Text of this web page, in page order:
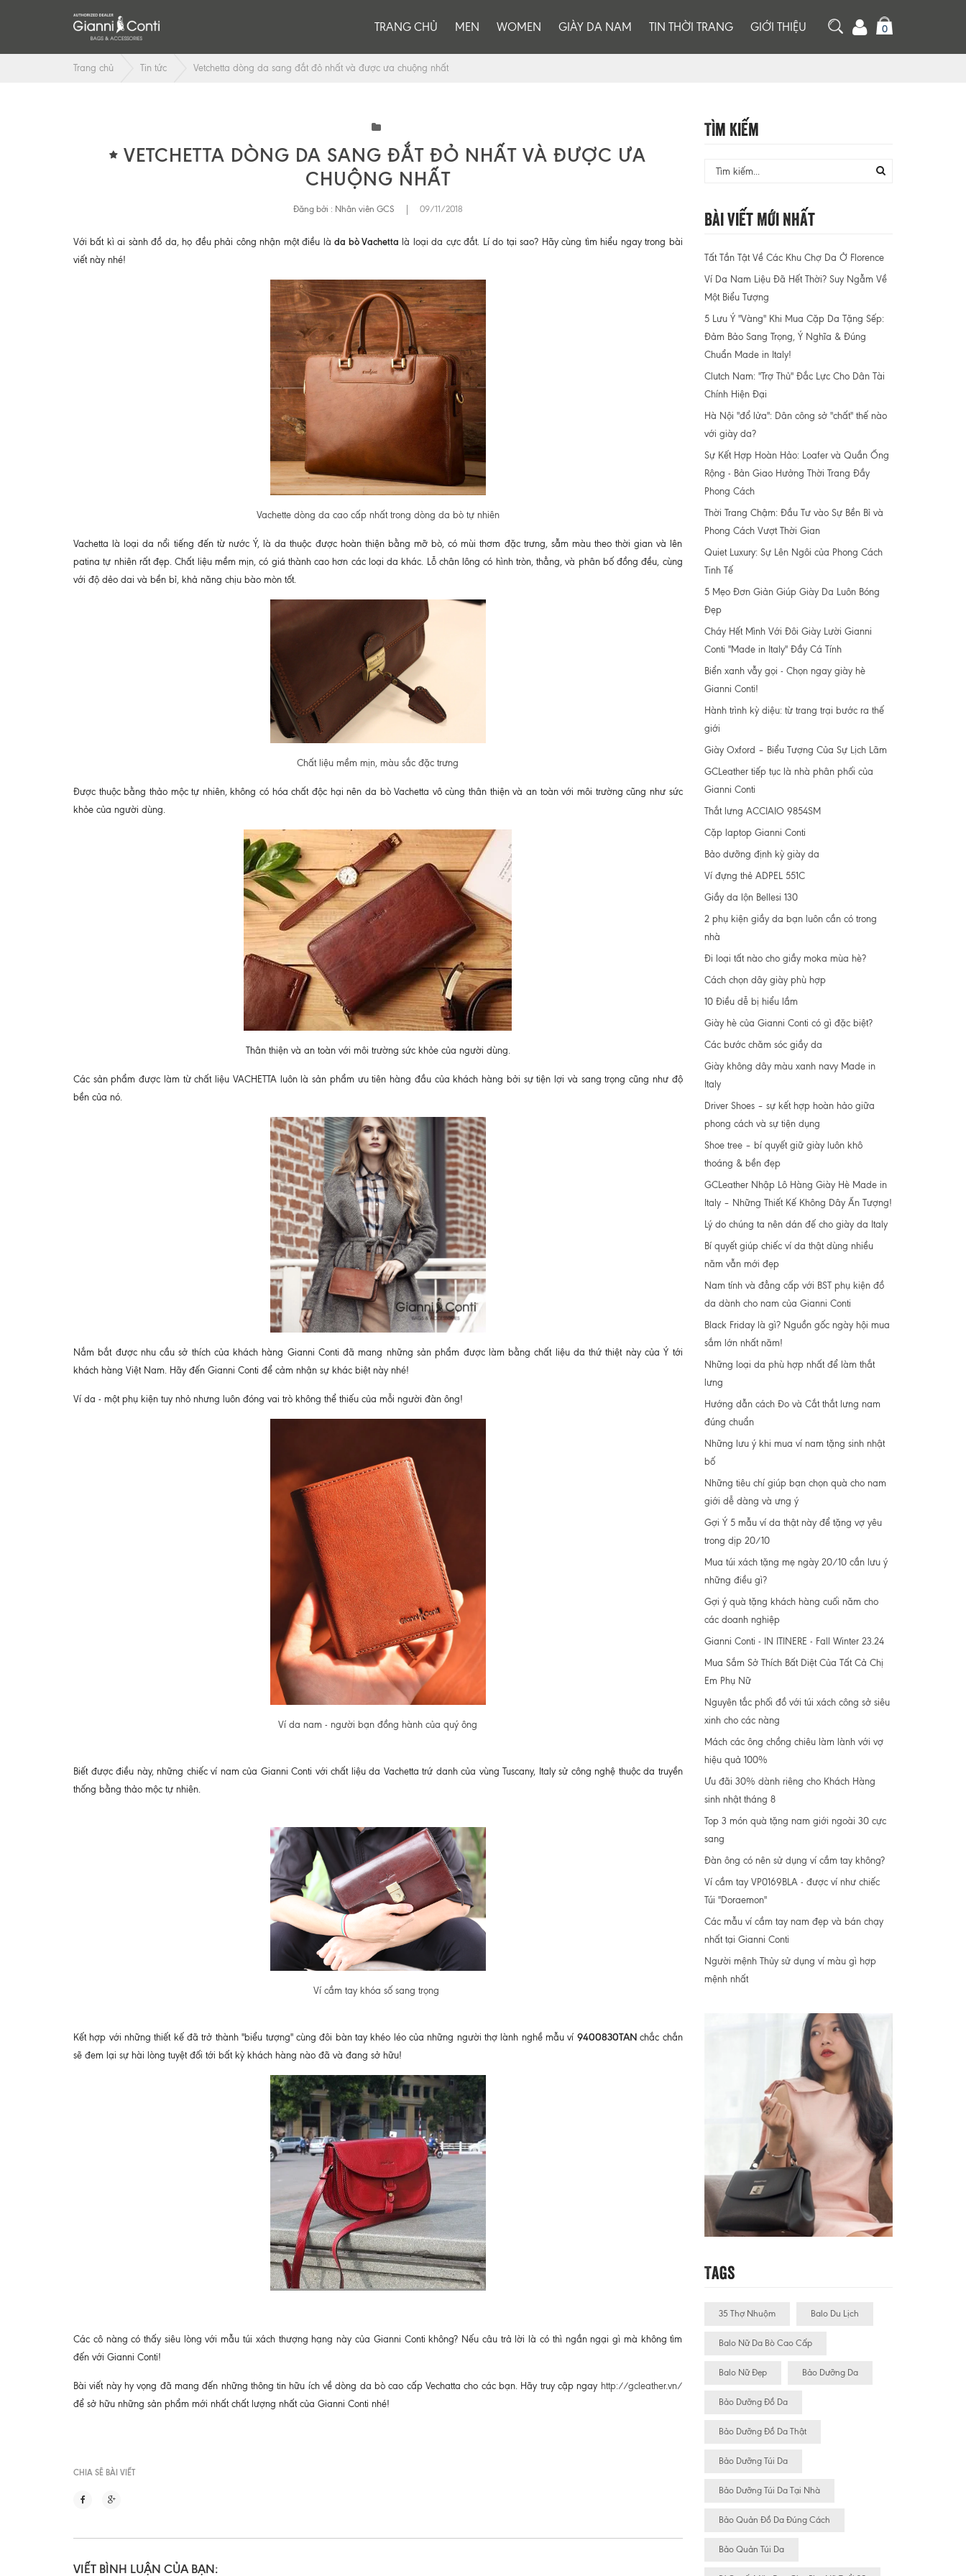
TRANG CHỦ MEN WOMEN GIÀY DA NAM TIN THỜI TRANG GIỚI THIỆU 0
Trang chủ Tin tức Vetchetta dòng da sang đắt đỏ nhất và được ưa chuộng nhất
VETCHETTA DÒNG DA SANG ĐẮT ĐỎ NHẤT VÀ ĐƯỢC ƯA
CHUỘNG NHẤT
Đăng bởi : Nhân viên GCS 09/11/2018
Với bất kì ai sành đồ da, họ đều phải công nhận một điều làda bò Vachetta là loại da cực đắt. Lí do tại sao? Hãy cùng tìm hiểu ngay trong bài
viết này nhé!
Vachette dòng da cao cấp nhất trong dòng da bò tự nhiên
Vachetta là loại da nổi tiếng đến từ nước Ý, là da thuộc được hoàn thiện bằng mỡ bò, có mùi thơm đặc trưng, sẫm màu theo thời gian và lên
patina tự nhiên rất đẹp. Chất liệu mềm mịn, có giá thành cao hơn các loại da khác. Lỗ chân lông có hình tròn, thẳng, và phân bố đồng đều, cùng
với độ dẻo dai và bền bỉ, khả năng chịu bào mòn tốt.
Chất liệu mềm mịn, màu sắc đặc trưng
Được thuộc bằng thảo mộc tự nhiên, không có hóa chất độc hại nên da bò Vachetta vô cùng thân thiện và an toàn với môi trường cũng như sức
khỏe của người dùng.
Thân thiện và an toàn với môi trường sức khỏe của người dùng.
Các sản phẩm được làm từ chất liệu VACHETTA luôn là sản phẩm ưu tiên hàng đầu của khách hàng bởi sự tiện lợi và sang trọng cũng như độ
bền của nó.
Nắm bắt được nhu cầu sở thích của khách hàng Gianni Conti đã mang những sản phẩm được làm bằng chất liệu da thứ thiệt này của Ý tới
khách hàng Việt Nam. Hãy đến Gianni Conti để cảm nhận sự khác biệt này nhé!
Ví da - một phụ kiện tuy nhỏ nhưng luôn đóng vai trò không thể thiếu của mỗi người đàn ông!
Ví da nam - người bạn đồng hành của quý ông
Biết được điều này, những chiếc ví nam của Gianni Conti với chất liệu da Vachetta trứ danh của vùng Tuscany, Italy sử công nghệ thuộc da truyền
thống bằng thảo mộc tự nhiên.
Ví cầm tay khóa số sang trọng
Kết hợp với những thiết kế đã trở thành "biểu tượng" cùng đôi bàn tay khéo léo của những người thợ lành nghề mẫu ví 9400830TAN chắc chắn
sẽ đem lại sự hài lòng tuyệt đối tới bất kỳ khách hàng nào đã và đang sở hữu!
Các cô nàng có thấy siêu lòng với mẫu túi xách thượng hạng này của Gianni Conti không? Nếu câu trả lời là có thì ngần ngại gì mà không tìm
đến với Gianni Conti!
Bài viết này hy vọng đã mang đến những thông tin hữu ích về dòng da bò cao cấp Vechatta cho các bạn. Hãy truy cập ngay http://gcleather.vn/
để sở hữu những sản phẩm mới nhất chất lượng nhất của Gianni Conti nhé!
CHIA SẼ BÀI VIẾT
VIẾT BÌNH LUẬN CỦA BẠN:
Tìm Kiếm
Bài Viết Mới Nhất
Tất Tần Tật Về Các Khu Chợ Da Ở Florence
Ví Da Nam Liệu Đã Hết Thời? Suy Ngẫm Về
Một Biểu Tượng
5 Lưu Ý "Vàng" Khi Mua Cặp Da Tặng Sếp:
Đảm Bảo Sang Trọng, Ý Nghĩa & Đúng
Chuẩn Made in Italy!
Clutch Nam: "Trợ Thủ" Đắc Lực Cho Dân Tài
Chính Hiện Đại
Hà Nội "đổ lửa": Dân công sở "chất" thế nào
với giày da?
Sự Kết Hợp Hoàn Hảo: Loafer và Quần Ống
Rộng - Bản Giao Hưởng Thời Trang Đầy
Phong Cách
Thời Trang Chậm: Đầu Tư vào Sự Bền Bỉ và
Phong Cách Vượt Thời Gian
Quiet Luxury: Sự Lên Ngôi của Phong Cách
Tinh Tế
5 Mẹo Đơn Giản Giúp Giày Da Luôn Bóng
Đẹp
Cháy Hết Mình Với Đôi Giày Lười Gianni
Conti "Made in Italy" Đầy Cá Tính
Biển xanh vẫy gọi - Chọn ngay giày hè
Gianni Conti!
Hành trình kỳ diệu: từ trang trại bước ra thế
giới
Giày Oxford – Biểu Tượng Của Sự Lịch Lãm
GCLeather tiếp tục là nhà phân phối của
Gianni Conti
Thắt lưng ACCIAIO 9854SM
Cặp laptop Gianni Conti
Bảo dưỡng định kỳ giày da
Ví đựng thẻ ADPEL 551C
Giầy da lộn Bellesi 130
2 phụ kiện giầy da bạn luôn cần có trong
nhà
Đi loại tất nào cho giầy moka mùa hè?
Cách chọn dây giày phù hợp
10 Điều dễ bị hiểu lầm
Giày hè của Gianni Conti có gì đặc biệt?
Các bước chăm sóc giầy da
Giày không dây màu xanh navy Made in
Italy
Driver Shoes – sự kết hợp hoàn hảo giữa
phong cách và sự tiện dụng
Shoe tree – bí quyết giữ giày luôn khô
thoáng & bền đẹp
GCLeather Nhập Lô Hàng Giày Hè Made in
Italy – Những Thiết Kế Không Dây Ấn Tượng!
Lý do chúng ta nên dán đế cho giày da Italy
Bí quyết giúp chiếc ví da thật dùng nhiều
năm vẫn mới đẹp
Nam tính và đẳng cấp với BST phụ kiện đồ
da dành cho nam của Gianni Conti
Black Friday là gì? Nguồn gốc ngày hội mua
sắm lớn nhất năm!
Những loại da phù hợp nhất để làm thắt
lưng
Hướng dẫn cách Đo và Cắt thắt lưng nam
đúng chuẩn
Những lưu ý khi mua ví nam tặng sinh nhật
bố
Những tiêu chí giúp bạn chọn quà cho nam
giới dễ dàng và ưng ý
Gợi Ý 5 mẫu ví da thật này để tặng vợ yêu
trong dịp 20/10
Mua túi xách tặng mẹ ngày 20/10 cần lưu ý
những điều gì?
Gợi ý quà tặng khách hàng cuối năm cho
các doanh nghiệp
Gianni Conti - IN ITINERE - Fall Winter 23.24
Mua Sắm Sở Thích Bất Diệt Của Tất Cả Chị
Em Phụ Nữ
Nguyên tắc phối đồ với túi xách công sở siêu
xinh cho các nàng
Mách các ông chồng chiêu làm lành với vợ
hiệu quả 100%
Ưu đãi 30% dành riêng cho Khách Hàng
sinh nhật tháng 8
Top 3 món quà tặng nam giới ngoài 30 cực
sang
Đàn ông có nên sử dụng ví cầm tay không?
Ví cầm tay VP0169BLA - được ví như chiếc
Túi "Doraemon"
Các mẫu ví cầm tay nam đẹp và bán chạy
nhất tại Gianni Conti
Người mệnh Thủy sử dụng ví màu gì hợp
mệnh nhất
Tags
35 Thợ Nhuộm Balo Du Lịch
Balo Nữ Da Bò Cao Cấp
Balo Nữ Đẹp Bảo Dưỡng Da
Bảo Dưỡng Đồ Da
Bảo Dưỡng Đồ Da Thật
Bảo Dưỡng Túi Da
Bảo Dưỡng Túi Da Tại Nhà
Bảo Quản Đồ Da Đúng Cách
Bảo Quản Túi Da